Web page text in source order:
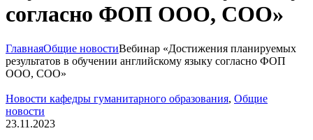
согласно ФОП ООО, СОО»
ГлавнаяОбщие новостиВебинар «Достижения планируемых
результатов в обучении английскому языку согласно ФОП
ООО, СОО»
Новости кафедры гуманитарного образования, Общие
новости
23.11.2023